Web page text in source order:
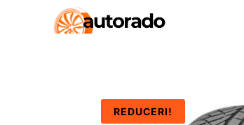
REDUCERI!